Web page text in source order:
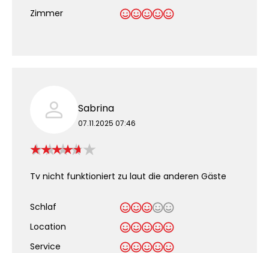
Zimmer
Sabrina
07.11.2025 07:46
Tv nicht funktioniert zu laut die anderen Gäste
Schlaf
Location
Service